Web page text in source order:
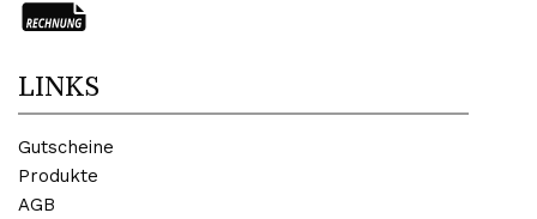
LINKS
Gutscheine
Produkte
AGB